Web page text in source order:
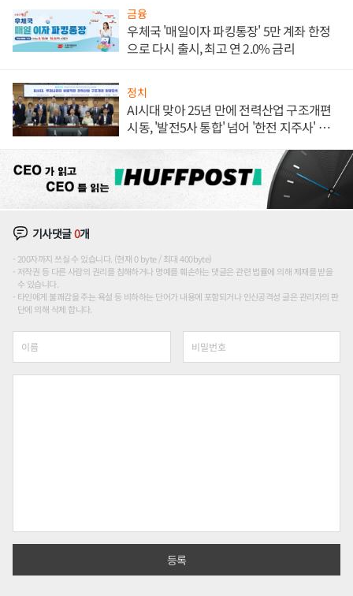
금융
우체국 '매일이자 파킹통장' 5만 계좌 한정
으로 다시 출시, 최고 연 2.0% 금리
정치
AI시대 맞아 25년 만에 전력산업 구조개편
시동, '발전5사 통합' 넘어 '한전 지주사' 재편
기사댓글0개
200자까지 쓰실 수 있습니다. (현재 0 byte / 최대 400byte)
저작권 등 다른 사람의 권리를 침해하거나 명예를 훼손하는 댓글은 관련 법률에 의해 제재를 받을
수 있습니다.
타인에게 불쾌감을 주는 욕설 등 비하하는 단어가 내용에 포함되거나 인신공격성 글은 관리자의 판
단에 의해 삭제 합니다.